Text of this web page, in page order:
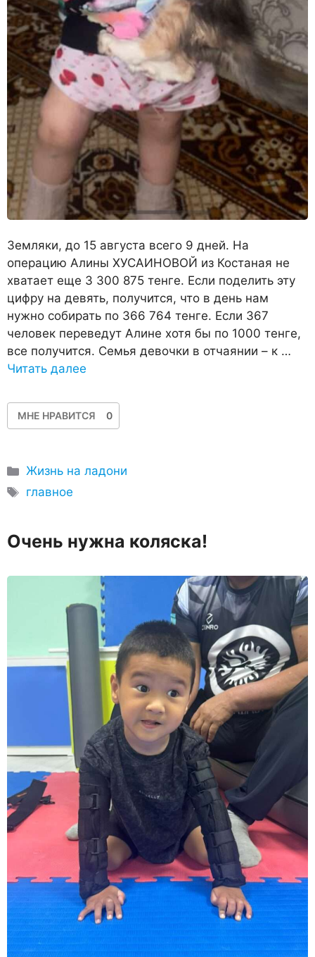
Земляки, до 15 августа всего 9 дней. На
операцию Алины ХУСАИНОВОЙ из Костаная не
хватает еще 3 300 875 тенге. Если поделить эту
цифру на девять, получится, что в день нам
нужно собирать по 366 764 тенге. Если 367
человек переведут Алине хотя бы по 1000 тенге,
все получится. Семья девочки в отчаянии – к …
Читать далее
МНЕ НРАВИТСЯ 0
Рубрики
Жизнь на ладони
Метки
главное
Очень нужна коляска!